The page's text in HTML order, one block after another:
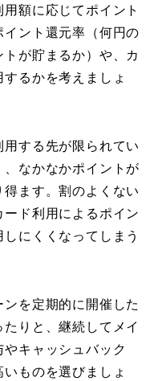
額に応じてポイント
ント還元率（何円の
が貯まるか）や、カ
るかを考えましょ
する先が限られてい
なかなかポイントが
ます。割のよくない
ド利用によるポイン
にくくなってしまう
を定期的に開催した
りと、継続してメイ
キャッシュバック
ものを選びましょ